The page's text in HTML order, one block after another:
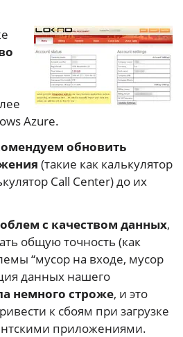
Azure.
обновить
(такие как калькулятор
Call Center) до их
с качеством данных,
общую точность (как
“мусор на входе, мусор
данных нашего
немного строже, и это
к сбоям при загрузке
приложениями.